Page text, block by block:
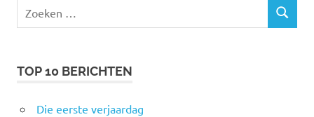
naar:
ZOEKEN
TOP 10 BERICHTEN
Die eerste verjaardag